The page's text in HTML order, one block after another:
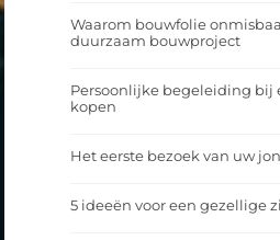
Waarom bouwfolie
duurzaam bouwproject
Persoonlijke begeleiding bij
kopen
Het eerste bezoek van uw
5 ideeën voor een gezellige